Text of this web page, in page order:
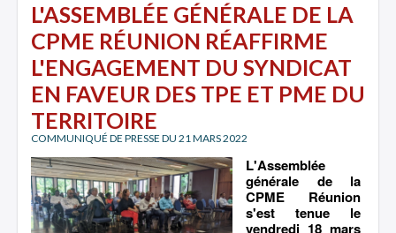
L'ASSEMBLÉE GÉNÉRALE DE LA
CPME RÉUNION RÉAFFIRME
L'ENGAGEMENT DU SYNDICAT
EN FAVEUR DES TPE ET PME DU
TERRITOIRE
COMMUNIQUÉ DE PRESSE DU 21 MARS 2022
L'Assemblée
générale de la
CPME Réunion
s'est tenue le
vendredi 18 mars